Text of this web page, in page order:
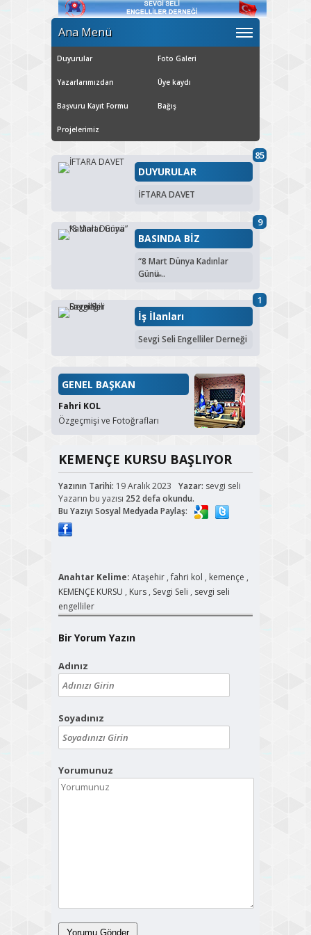
Ana Menü
Duyurular Foto Galeri
Yazarlarımızdan Üye kaydı
Başvuru Kayıt Formu Bağış
Projelerimiz
85
DUYURULAR
İFTARA DAVET
9
BASINDA BİZ
“8 Mart Dünya Kadınlar
Günü̶...
1
İş İlanları
Sevgi Seli Engelliler Derneği
GENEL BAŞKAN
Fahri KOL
Özgeçmişi ve Fotoğrafları
KEMENÇE KURSU BAŞLIYOR
Yazının Tarihi: 19 Aralık 2023 Yazar: sevgi seli
Yazarın bu yazısı 252 defa okundu.
Bu Yazıyı Sosyal Medyada Paylaş:
Anahtar Kelime: Ataşehir ,fahri kol , kemençe ,
KEMENÇE KURSU , Kurs , Sevgi Seli , sevgi seli
engelliler
Bir Yorum Yazın
Adınız
Soyadınız
Yorumunuz